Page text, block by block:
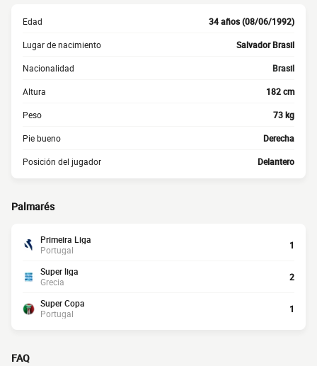
Edad 34 años (08/06/1992)
Lugar de nacimiento Salvador Brasil
Nacionalidad Brasil
Altura 182 cm
Peso 73 kg
Pie bueno Derecha
Posición del jugador Delantero
Palmarés
Primeira Liga
Portugal
1
Super liga
Grecia
2
Super Copa
Portugal
1
FAQ